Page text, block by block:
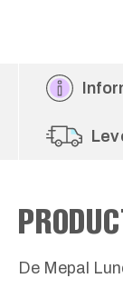
De Mepal